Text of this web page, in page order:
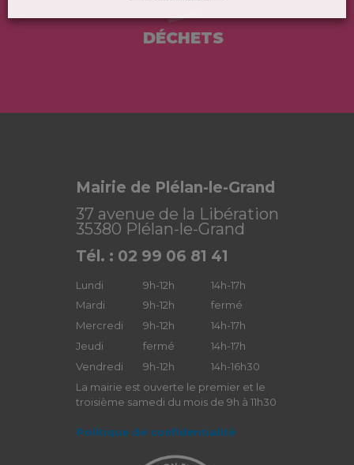
DÉCHETS
Mairie de Plélan-le-Grand
37 avenue de la Libération
35380 Plélan-le-Grand
Tél. : 02 99 06 81 41
Lundi 9h-12h
14h-17h
Mardi
9h-12h
fermé
Mercredi
9h-12h
14h-17h
Jeudi
fermé
14h-17h
Vendredi
9h-12h
14h-16h30
La mairie est ouverte le premier et le
troisième samedi du mois de 9h à 11h30
Politique de confidentialité